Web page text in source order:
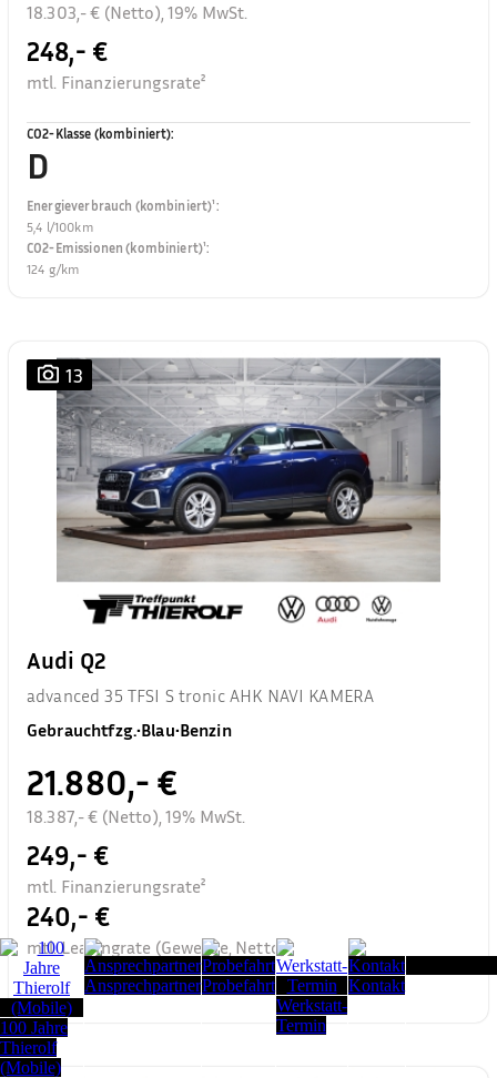
18.303,- € (Netto), 19% MwSt.
248,- €
mtl. Finanzierungsrate²
CO2-Klasse (kombiniert):
D
Energieverbrauch (kombiniert)¹:
5,4 l/100km
CO2-Emissionen (kombiniert)¹:
124 g/km
13
Audi Q2
advanced 35 TFSI S tronic AHK NAVI KAMERA
Gebrauchtfzg.•Blau•Benzin
21.880,- €
18.387,- € (Netto), 19% MwSt.
249,- €
mtl. Finanzierungsrate²
240,- €
mtl. Leasingrate (Gewerbe, Netto)³
100 Jahre
Thierolf
(Mobile)
AnsprechpartnerProbefahrt
Werkstatt-
Termin
Kontakt